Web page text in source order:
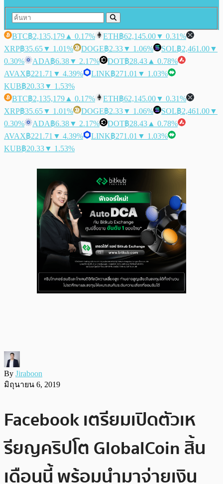
BTC฿2,135,179 ▲ 0.17% ETH฿62,145.00▼ 0.31%
XRP฿35.65▼ 1.01% DOGE฿2.33▼ 1.06% SOL฿2,461.00▼
0.30%
ADA฿6.38▼ 2.17% DOT฿28.43 ▲ 0.78%
AVAX฿221.71 ▼ 4.39% LINK฿271.01 ▼ 1.03%
KUB฿20.33▼ 1.53%
BTC฿2,135,179 ▲ 0.17% ETH฿62,145.00▼ 0.31%
XRP฿35.65▼ 1.01% DOGE฿2.33▼ 1.06% SOL฿2,461.00▼
0.30%
ADA฿6.38▼ 2.17% DOT฿28.43 ▲ 0.78%
AVAX฿221.71 ▼ 4.39% LINK฿271.01 ▼ 1.03%
KUB฿20.33▼ 1.53%
By Jiraboon
มิถุนายน 6, 2019
Facebook เตรียมเปิดตัวเห
รียญคริปโต GlobalCoin สิ้น
เดือนนี้ พร้อมนำมาจ่ายเงิน